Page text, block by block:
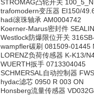
STROMAG凸轮开关
trafomodern变压器 EI150/
hadi滚珠轴承 AM0004742
Koerner-Marus密封件
Westlock防爆限位开关
wampfler碳刷 081509-01445
LORENZ负荷传感器 K-K13/
WUERTH扳手 0713304045
SCHMERSAL自动控制器
hydac滤芯 0950 R 003 ON
Honsberg流量传感器